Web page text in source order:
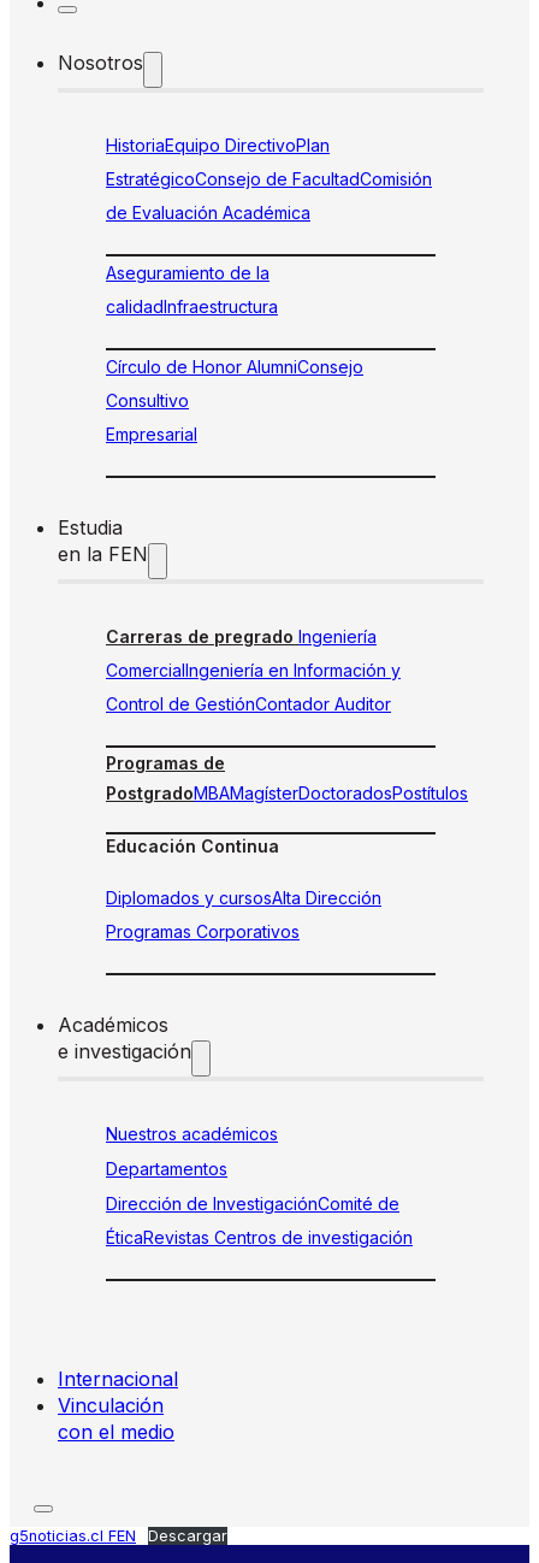
Nosotros
HistoriaEquipo DirectivoPlan
EstratégicoConsejo de FacultadComisión
de Evaluación Académica
Aseguramiento de la
calidadInfraestructura
Círculo de Honor AlumniConsejo
Consultivo
Empresarial
Estudia
en la FEN
Carreras de pregrado Ingeniería
ComercialIngeniería en Información y
Control de GestiónContador Auditor
Programas de
PostgradoMBAMagísterDoctoradosPostítulos
Educación Continua
Diplomados y cursosAlta Dirección
Programas Corporativos
Académicos
e investigación
Nuestros académicos
Departamentos
Dirección de InvestigaciónComité de
ÉticaRevistas Centros de investigación
Internacional
Vinculación
con el medio
g5noticias.cl FEN Descargar